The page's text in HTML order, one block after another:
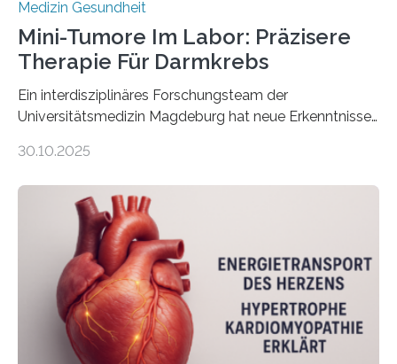
Medizin Gesundheit
Mini-Tumore Im Labor: Präzisere
Therapie Für Darmkrebs
Ein interdisziplinäres Forschungsteam der
Universitätsmedizin Magdeburg hat neue Erkenntnisse
behandelt werden kann. In ihrer aktuellen Studie,
Oncology, zeigen die Forschenden, dass Mini-Tumore
aus Gewebe von Patientinnen und Patienten –
sogenannte Organoide – genutzt werden können, um
vorab zu prüfen, welche Medikamente am besten
wirken. Dabei wurde ein Eiweiß identifiziert, das künftig
als Biomarker für die Wahl der passenden Therapie
dienen könnte. Darmkrebs zählt weltweit zu den
häufigsten Krebsarten und stellt…
30.10.2025